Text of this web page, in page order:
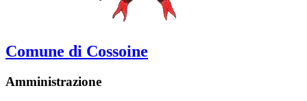
Comune di Cossoine
Amministrazione